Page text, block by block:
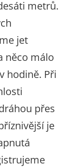
metrů.
jet
něco málo
hodině. Při
přes
je